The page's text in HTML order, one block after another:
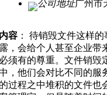
公司地址广州市
容： 待销毁文件这样
，会给个人甚至企业带
须有的尊重。文件销毁
，他们会对比不同的服
过程之中堆积的文件也